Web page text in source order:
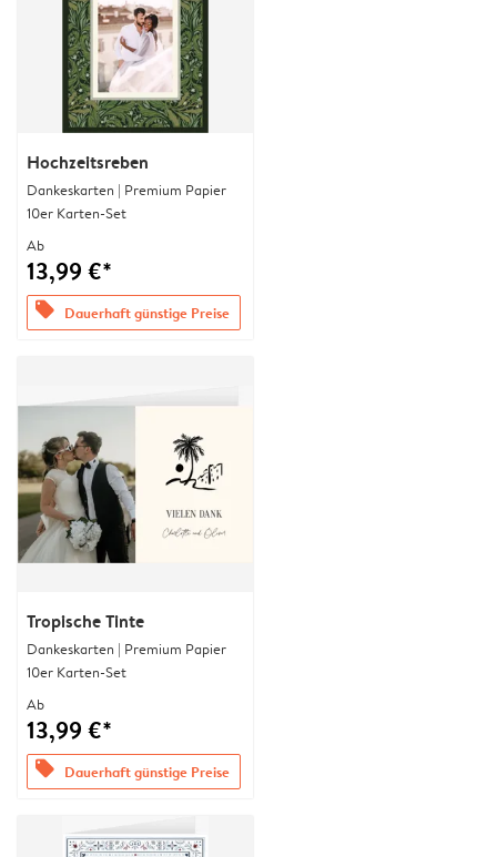
Hochzeitsreben
Dankeskarten | Premium Papier
10er Karten-Set
Ab
13,99 €*
offers Dauerhaft günstige Preise
Tropische Tinte
Dankeskarten | Premium Papier
10er Karten-Set
Ab
13,99 €*
offers Dauerhaft günstige Preise